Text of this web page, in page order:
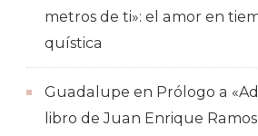
metros de ti»: el amor en
quística
Guadalupe en Prólogo a
libro de Juan Enrique Ramos